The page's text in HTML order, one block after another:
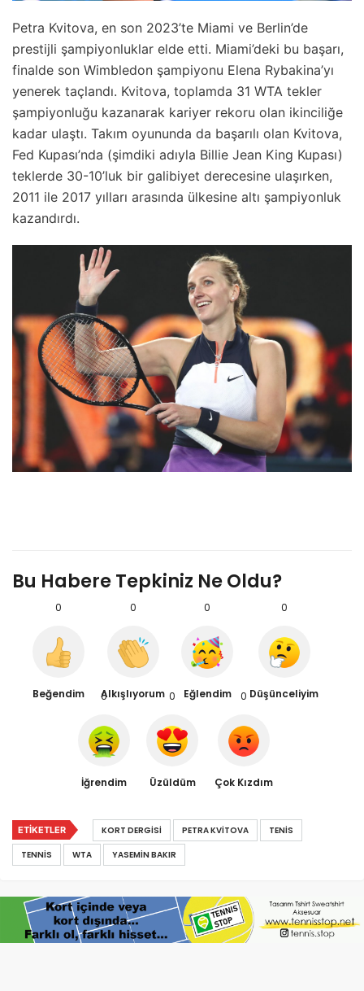
Petra Kvitova, en son 2023’te Miami ve Berlin’de
prestijli şampiyonluklar elde etti. Miami’deki bu başarı,
finalde son Wimbledon şampiyonu Elena Rybakina’yı
yenerek taçlandı. Kvitova, toplamda 31 WTA tekler
şampiyonluğu kazanarak kariyer rekoru olan ikinciliğe
kadar ulaştı. Takım oyununda da başarılı olan Kvitova,
Fed Kupası’nda (şimdiki adıyla Billie Jean King Kupası)
teklerde 30-10’luk bir galibiyet derecesine ulaşırken,
2011 ile 2017 yılları arasında ülkesine altı şampiyonluk
kazandırdı.
Bu Habere Tepkiniz Ne Oldu?
0
Beğendim
0
Alkışlıyorum
0
Eğlendim
0
Düşünceliyim
0
İğrendim
0
Üzüldüm
0
Çok Kızdım
ETIKETLER KORT DERGISI PETRA KVITOVA
TENIS
TENNIS
WTA YASEMIN BAKIR